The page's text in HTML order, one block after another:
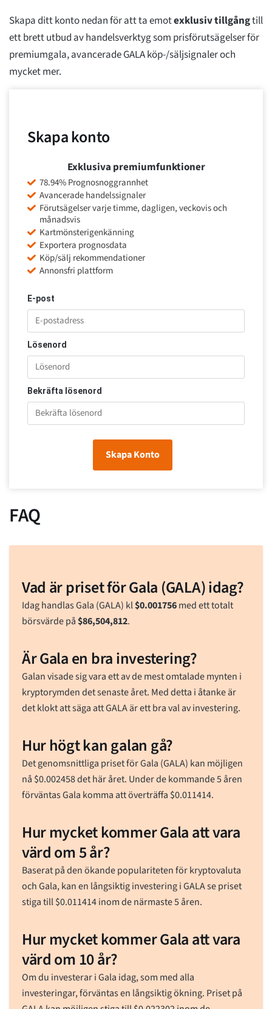
Skapa ditt konto nedan för att ta emotexklusiv tillgångtill
ett brett utbud av handelsverktyg som prisförutsägelser för
premiumgala, avancerade GALA köp-/säljsignaler och
mycket mer.
Skapa konto
E-post
Lösenord
Bekräfta lösenord
Skapa Konto
Exklusiva premiumfunktioner
78.94% Prognosnoggrannhet
Avancerade handelssignaler
Förutsägelser varje timme, dagligen, veckovis och
månadsvis
Kartmönsterigenkänning
Exportera prognosdata
Köp/sälj rekommendationer
Annonsfri plattform
FAQ
Vad är priset för Gala (GALA) idag?
Idag handlas Gala (GALA) kl$0.001756med ett totalt
börsvärde på$86,504,812.
Är Gala en bra investering?
Galan visade sig vara ett av de mest omtalade mynten i
kryptorymden det senaste året. Med detta i åtanke är
det klokt att säga att GALA är ett bra val av investering.
Hur högt kan galan gå?
Det genomsnittliga priset för Gala (GALA) kan möjligen
nå $0.002458det här året. Under de kommande 5 åren
förväntas Gala komma att överträffa $0.011414.
Hur mycket kommer Gala att vara
värd om 5 år?
Baserat på den ökande populariteten för kryptovaluta
och Gala, kan en långsiktig investering i GALA se priset
stiga till$0.011414inom de närmaste 5 åren.
Hur mycket kommer Gala att vara
värd om 10 år?
Om du investerar i Gala idag, som med alla
investeringar, förväntas en långsiktig ökning. Priset på